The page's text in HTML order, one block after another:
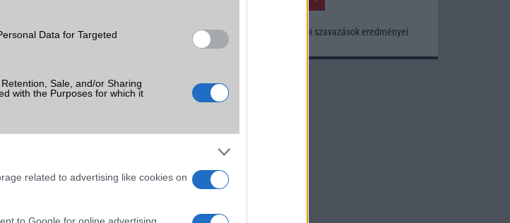
Data for Targeted
Sale, and/or Sharing
with the Purposes for which it
related to advertising like cookies on
Korábbi szavazások eredményei